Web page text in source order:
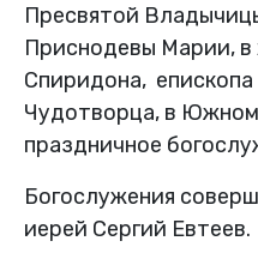
Пресвятой
Приснодевы Марии, в
Спиридона,
Чудотворца, в
праздничное
Богослужения
иерей Сергий Евтеев.